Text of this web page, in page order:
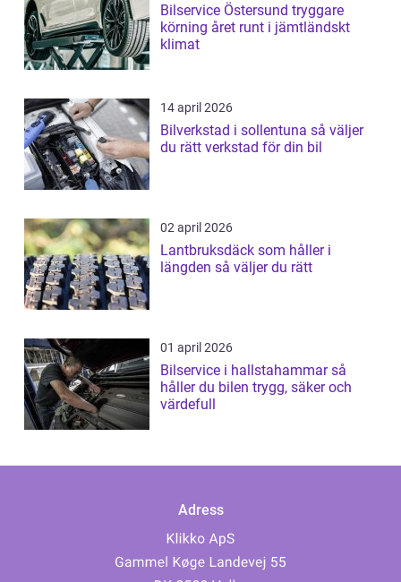
Bilservice Östersund tryggare
körning året runt i jämtländskt
klimat
14 april 2026
Bilverkstad i sollentuna så väljer
du rätt verkstad för din bil
02 april 2026
Lantbruksdäck som håller i
längden så väljer du rätt
01 april 2026
Bilservice i hallstahammar så
håller du bilen trygg, säker och
värdefull
Adress